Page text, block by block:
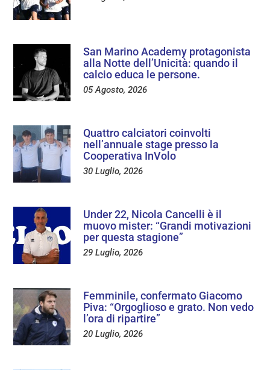
San Marino Academy protagonista
alla Notte dell’Unicità: quando il
calcio educa le persone.
05 Agosto, 2026
Quattro calciatori coinvolti
nell’annuale stage presso la
Cooperativa InVolo
30 Luglio, 2026
Under 22, Nicola Cancelli è il
muovo mister: “Grandi motivazioni
per questa stagione”
29 Luglio, 2026
Femminile, confermato Giacomo
Piva: “Orgoglioso e grato. Non vedo
l’ora di ripartire”
20 Luglio, 2026